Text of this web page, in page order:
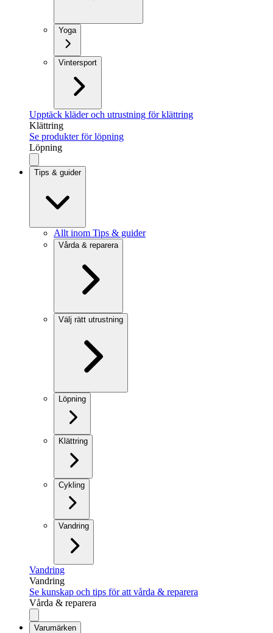
Yoga
Vintersport
Upptäck kläder och utrustning för klättring
Klättring
Se produkter för löpning
Löpning
Tips & guider
Allt inom Tips & guider
Vårda & reparera
Välj rätt utrustning
Löpning
Klättring
Cykling
Vandring
Vandring
Vandring
Se kunskap och tips för att vårda & reparera
Vårda & reparera
Varumärken